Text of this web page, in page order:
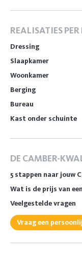
REALISATIES
Dressing
Slaapkamer
Woonkamer
Berging
Bureau
Kast onder schuinte
DE CAMBER-
5 stappen naar jouw
Wat is de prijs van
Veelgestelde vragen
Vraag een